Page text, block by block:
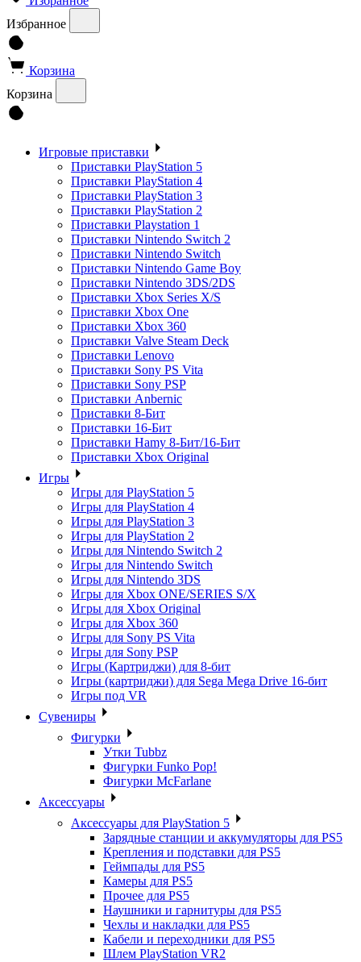
Избранное
Корзина
Корзина
Игровые приставки
Приставки PlayStation 5
Приставки PlayStation 4
Приставки PlayStation 3
Приставки PlayStation 2
Приставки Playstation 1
Приставки Nintendo Switch 2
Приставки Nintendo Switch
Приставки Nintendo Game Boy
Приставки Nintendo 3DS/2DS
Приставки Xbox Series X/S
Приставки Xbox One
Приставки Xbox 360
Приставки Valve Steam Deck
Приставки Lenovo
Приставки Sony PS Vita
Приставки Sony PSP
Приставки Anbernic
Приставки 8-Бит
Приставки 16-Бит
Приставки Hamy 8-Бит/16-Бит
Приставки Xbox Original
Игры
Игры для PlayStation 5
Игры для PlayStation 4
Игры для PlayStation 3
Игры для PlayStation 2
Игры для Nintendo Switch 2
Игры для Nintendo Switch
Игры для Nintendo 3DS
Игры для Xbox ONE/SERIES S/X
Игры для Xbox Original
Игры для Xbox 360
Игры для Sony PS Vita
Игры для Sony PSP
Игры (Картриджи) для 8-бит
Игры (картриджи) для Sega Mega Drive 16-бит
Игры под VR
Сувениры
Фигурки
Утки Tubbz
Фигурки Funko Pop!
Фигурки McFarlane
Аксессуары
Аксессуары для PlayStation 5
Зарядные станции и аккумуляторы для PS5
Крепления и подставки для PS5
Геймпады для PS5
Камеры для PS5
Прочее для PS5
Наушники и гарнитуры для PS5
Чехлы и накладки для PS5
Кабели и переходники для PS5
Шлем PlayStation VR2